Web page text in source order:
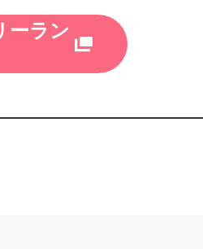
ーラン